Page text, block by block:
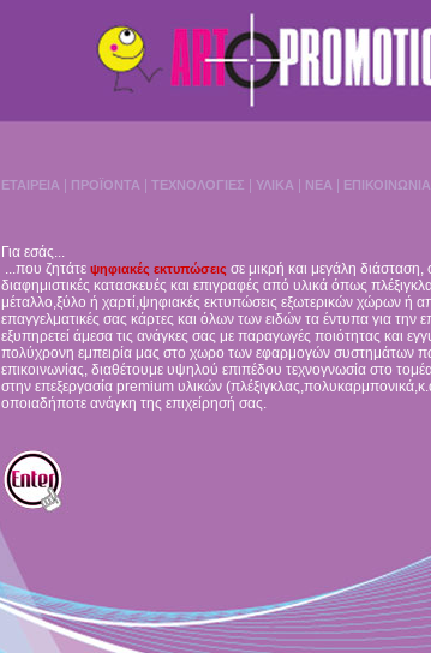
ΕΤΑΙΡΕΙΑ ΠΡΟΪΟΝΤΑ ΤΕΧΝΟΛΟΓΙΕΣ ΥΛΙΚΑ ΝΕΑ ΕΠΙΚΟΙΝΩΝΙΑ
Για εσάς...
...που ζητάτε ψηφιακές εκτυπώσεις σε μικρή και μεγάλη διάσταση,
διαφημιστικές κατασκευές και επιγραφές από υλικά όπως
μέταλλο,ξύλο ή χαρτί,ψηφιακές εκτυπώσεις εξωτερικών χώρων ή
επαγγελματικές σας κάρτες και όλων των ειδών τα έντυπα για την
εξυπηρετεί άμεσα τις ανάγκες σας με παραγωγές ποιότητας και
πολύχρονη εμπειρία μας στο χωρο των εφαρμογών συστημάτων
επικοινωνίας, διαθέτουμε υψηλού επιπέδου τεχνογνωσία στο
στην επεξεργασία premium υλικών
οποιαδήποτε ανάγκη της επιχείρησή σας.